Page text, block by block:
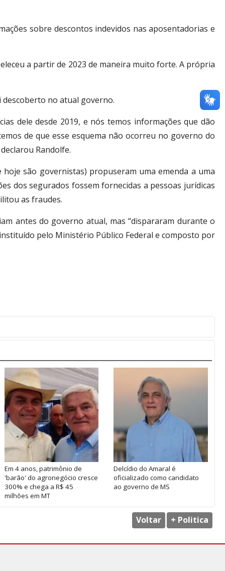
sobre descontos indevidos nas aposentadorias e
a partir de 2023 de maneira muito forte. A própria
descoberto no atual governo.
dele desde 2019, e nós temos informações que dão
de que esse esquema não ocorreu no governo do
Randolfe.
são governistas) propuseram uma emenda a uma
dos segurados fossem fornecidas a pessoas jurídicas
as fraudes.
antes do governo atual, mas “dispararam durante o
pelo Ministério Público Federal e composto por
Em 4 anos, patrimônio de
'barão' do agronegócio cresce
300% e chega a R$ 45
milhões em MT
Delcídio do Amaral é
oficializado como candidato
ao governo de MS
Voltar + Politica